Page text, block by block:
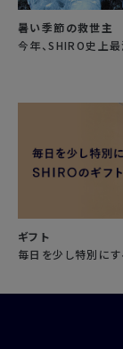
暑い季節の救世主
今年、SHIRO史上最
ギフト
毎日を少し特別にす